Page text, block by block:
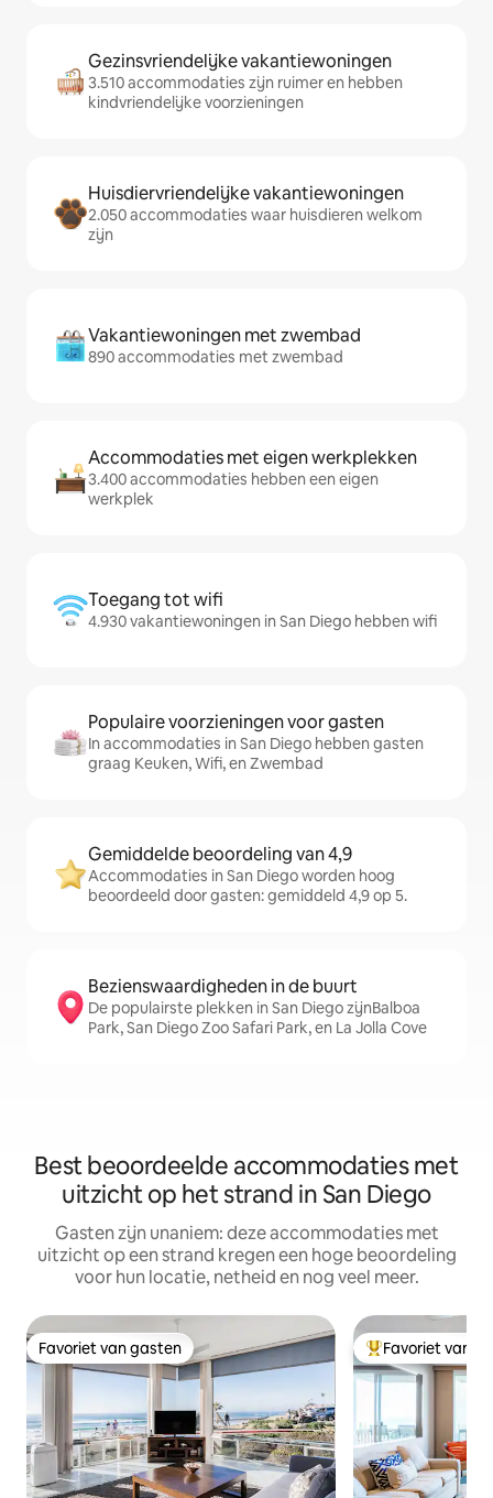
Gezinsvriendelijke vakantiewoningen
3.510 accommodaties zijn ruimer en hebben
kindvriendelijke voorzieningen
Huisdiervriendelijke vakantiewoningen
2.050 accommodaties waar huisdieren welkom
zijn
Vakantiewoningen met zwembad
890 accommodaties met zwembad
Accommodaties met eigen werkplekken
3.400 accommodaties hebben een eigen
werkplek
Toegang tot wifi
4.930 vakantiewoningen in San Diego hebben wifi
Populaire voorzieningen voor gasten
In accommodaties in San Diego hebben gasten
graag Keuken, Wifi, en Zwembad
Gemiddelde beoordeling van 4,9
Accommodaties in San Diego worden hoog
beoordeeld door gasten: gemiddeld 4,9 op 5.
Bezienswaardigheden in de buurt
De populairste plekken in San Diego zijnBalboa
Park, San Diego Zoo Safari Park, en La Jolla Cove
Best beoordeelde accommodaties met
uitzicht op het strand in San Diego
Gasten zijn unaniem: deze accommodaties met
uitzicht op een strand kregen een hoge beoordeling
voor hun locatie, netheid en nog veel meer.
Favoriet van gasten
Favoriet van gasten Topfavoriet van
Favoriet van